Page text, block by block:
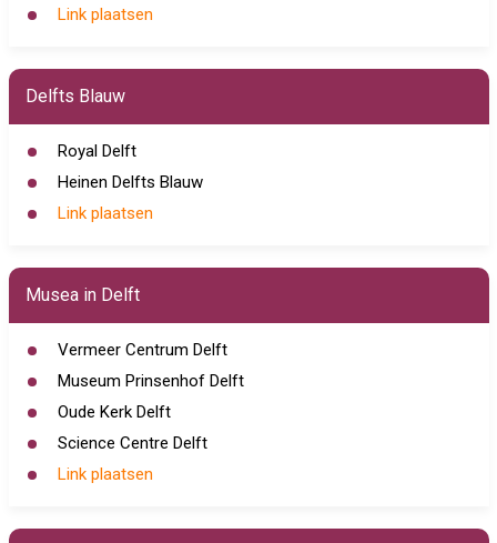
Link plaatsen
Delfts Blauw
Royal Delft
Heinen Delfts Blauw
Link plaatsen
Musea in Delft
Vermeer Centrum Delft
Museum Prinsenhof Delft
Oude Kerk Delft
Science Centre Delft
Link plaatsen